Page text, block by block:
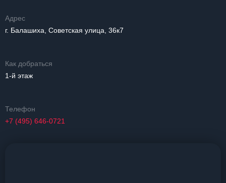
Адрес
г. Балашиха, Советская улица, 36к7
Как добраться
1-й этаж
Телефон
+7 (495) 646-0721